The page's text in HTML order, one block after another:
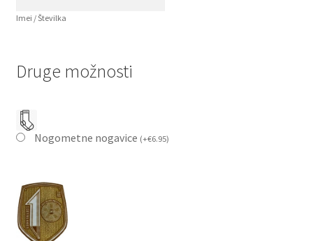
Imei / Številka
Druge možnosti
Nogometne nogavice (+€6.95)